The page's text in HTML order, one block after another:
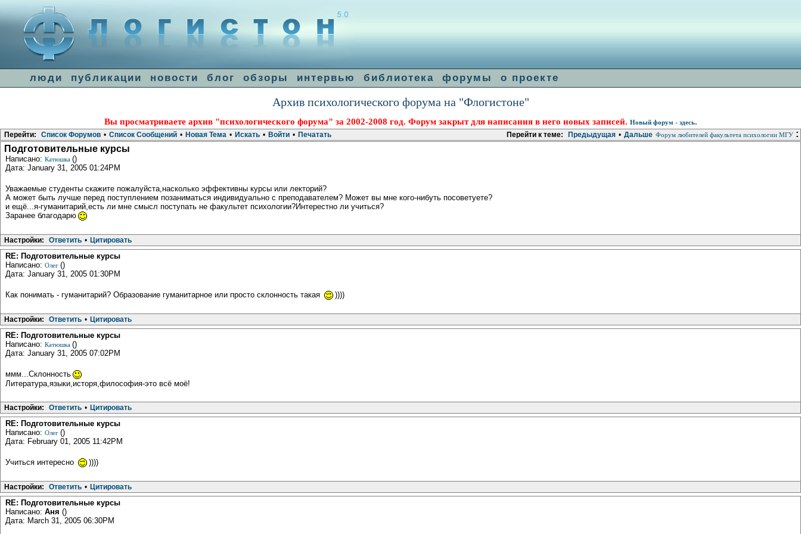
люди публикации новости блог обзоры интервью библиотека форумы о проекте
Архив психологического форума на "Флогистоне"
Вы просматриваете архив "психологического форума" за 2002-2008 год. Форум закрыт для написания в него новых записей. Новый форум - здесь.
Форум любителей факультета психологии МГУ :
Перейти к теме: Предыдущая • Дальше
Перейти: Список Форумов • Список Сообщений • Новая Тема • Искать • Войти • Печатать
Подготовительные курсы
Написано: Катюшка ()
Дата: January 31, 2005 01:24PM
Уважаемые студенты скажите пожалуйста,насколько эффективны курсы или лекторий?
А может быть лучше перед поступлением позаниматься индивидуально с преподавателем? Может вы мне кого-нибуть посоветуете?
и ещё...я-гуманитарий,есть ли мне смысл поступать не факультет психологии?Интерестно ли учиться?
Заранее благодарю
Настройки: Ответить • Цитировать
RE: Подготовительные курсы
Написано: Олег ()
Дата: January 31, 2005 01:30PM
Как понимать - гуманитарий? Образование гуманитарное или просто склонность такая ))))
Настройки: Ответить • Цитировать
RE: Подготовительные курсы
Написано: Катюшка ()
Дата: January 31, 2005 07:02PM
ммм...Склонность
Литература,языки,исторя,философия-это всё моё!
Настройки: Ответить • Цитировать
RE: Подготовительные курсы
Написано: Олег ()
Дата: February 01, 2005 11:42PM
Учиться интересно ))))
Настройки: Ответить • Цитировать
RE: Подготовительные курсы
Написано: Аня ()
Дата: March 31, 2005 06:30PM